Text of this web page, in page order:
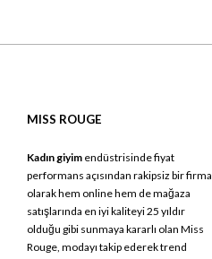
MISS ROUGE
Kadın giyim endüstrisinde fiyat
performans açısından rakipsiz bir firma
olarak hem online hem de mağaza
satışlarında en iyi kaliteyi 25 yıldır
olduğu gibi sunmaya kararlı olan Miss
Rouge, modayı takip ederek trend